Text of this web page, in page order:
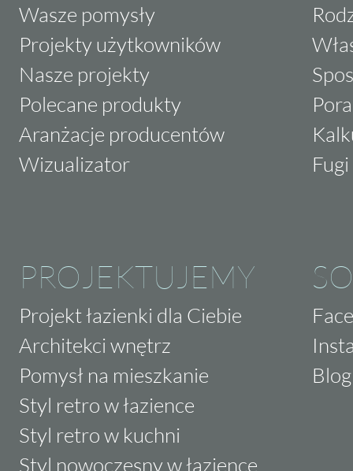
Wasze pomysły
Projekty użytkowników
Nasze projekty
Polecane produkty
Aranżacje producentów
Wizualizator
PROJEKTUJEMY
Projekt łazienki dla Ciebie
Architekci wnętrz
Pomysł na mieszkanie
Styl retro w łazience
Styl retro w kuchni
Styl nowoczesny w łazience
Blog